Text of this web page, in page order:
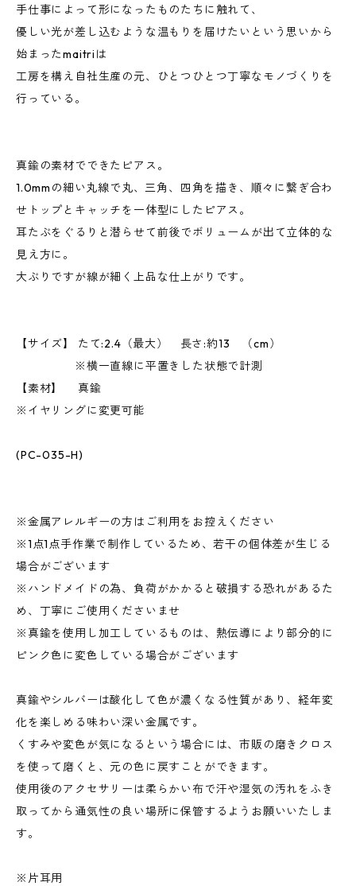
手仕事によって形になったものたちに触れて、
優しい光が差し込むような温もりを届けたいという思いから
始まったmaitriは
工房を構え自社生産の元、ひとつひとつ丁寧なモノづくりを
行っている。
真鍮の素材でできたピアス。
1.0mmの細い丸線で丸、三角、四角を描き、順々に繋ぎ合わ
せトップとキャッチを一体型にしたピアス。
耳たぶをぐるりと潜らせて前後でボリュームが出て立体的な
見え方に。
大ぶりですが線が細く上品な仕上がりです。
【サイズ】 たて:2.4（最大） 長さ:約13 （cm）
※横一直線に平置きした状態で計測
【素材】 真鍮
※イヤリングに変更可能
(PC-035-H)
※金属アレルギーの方はご利用をお控えください
※1点1点手作業で制作しているため、若干の個体差が生じる
場合がございます
※ハンドメイドの為、負荷がかかると破損する恐れがあるた
め、丁寧にご使用くださいませ
※真鍮を使用し加工しているものは、熱伝導により部分的に
ピンク色に変色している場合がございます
真鍮やシルバーは酸化して色が濃くなる性質があり、経年変
化を楽しめる味わい深い金属です。
くすみや変色が気になるという場合には、市販の磨きクロス
を使って磨くと、元の色に戻すことができます。
使用後のアクセサリーは柔らかい布で汗や湿気の汚れをふき
取ってから通気性の良い場所に保管するようお願いいたしま
す。
※片耳用